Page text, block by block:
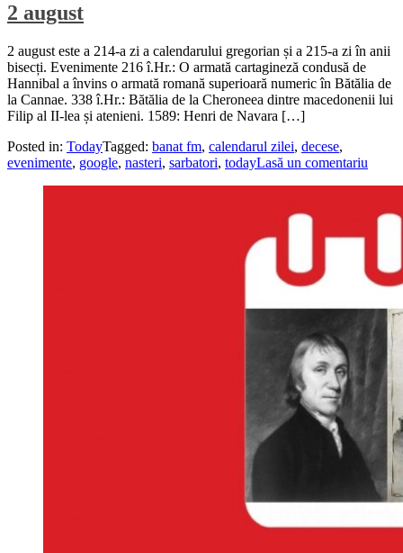
2 august
2 august este a 214-a zi a calendarului gregorian și a 215-a zi în anii
bisecți. Evenimente 216 î.Hr.: O armată cartagineză condusă de
Hannibal a învins o armată romană superioară numeric în Bătălia de
la Cannae. 338 î.Hr.: Bătălia de la Cheroneea dintre macedonenii lui
Filip al II-lea și atenieni. 1589: Henri de Navara […]
Posted in: TodayTagged: banat fm, calendarul zilei, decese,
evenimente, google, nasteri, sarbatori, todayLasă un comentariu